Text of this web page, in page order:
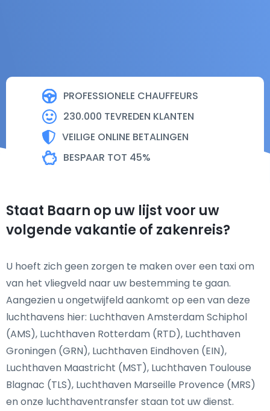
PROFESSIONELE CHAUFFEURS
230.000 TEVREDEN KLANTEN
VEILIGE ONLINE BETALINGEN
BESPAAR TOT 45%
Staat Baarn op uw lijst voor uw
volgende vakantie of zakenreis?
U hoeft zich geen zorgen te maken over een taxi om
van het vliegveld naar uw bestemming te gaan.
Aangezien u ongetwijfeld aankomt op een van deze
luchthavens hier: Luchthaven Amsterdam Schiphol
(AMS), Luchthaven Rotterdam (RTD), Luchthaven
Groningen (GRN), Luchthaven Eindhoven (EIN),
Luchthaven Maastricht (MST), Luchthaven Toulouse
Blagnac (TLS), Luchthaven Marseille Provence (MRS)
en onze luchthaventransfer staan tot uw dienst.